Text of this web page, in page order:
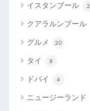
イスタンブール 2
クアラルンプール
グルメ 20
タイ 8
ドバイ 4
ニュージーランド